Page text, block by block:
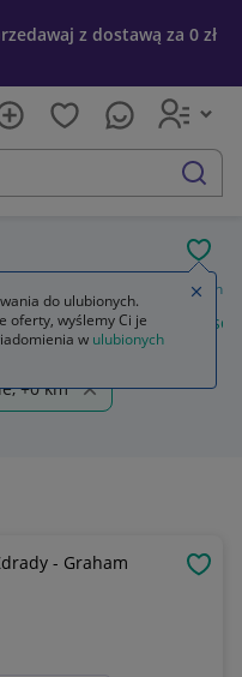
z dostawą za 0 zł
szukaj
Science fiction
science fiction fantasy
+0 km
- Graham
do ulubionych.
oferty, wyślemy Ci je
w ulubionych